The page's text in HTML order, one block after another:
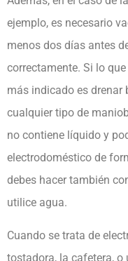
ejemplo, es necesario
menos dos días antes
correctamente. Si lo
más indicado es drenar
cualquier tipo de
no contiene líquido y
electrodoméstico de
debes hacer también
utilice agua.
Cuando se trata de
tostadora, la cafetera, o